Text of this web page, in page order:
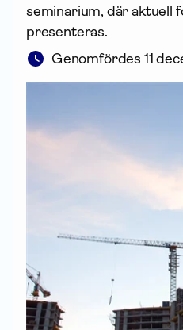
seminarium, där aktuell
presenteras.
Genomfördes 11